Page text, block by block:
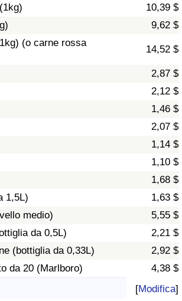
10,39 $
9,62 $
(o carne rossa
14,52 $
2,87 $
2,12 $
1,46 $
2,07 $
1,14 $
1,10 $
1,68 $
1,5L)
1,63 $
medio)
5,55 $
da 0,5L)
2,21 $
(bottiglia da 0,33L)
2,92 $
da 20 (Marlboro)
4,38 $
[Modifica]
Sanitaria
Sanitaria per
(Corrente)
per Nazione
(Corrente)
per Nazione